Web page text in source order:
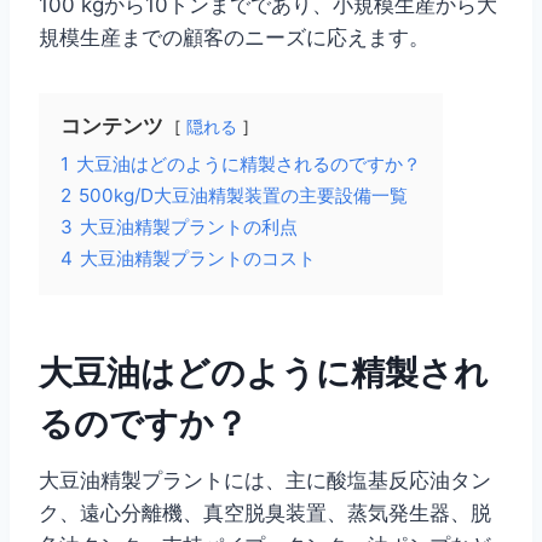
100 kgから10トンまでであり、小規模生産から大
規模生産までの顧客のニーズに応えます。
コンテンツ 隠れる
1 大豆油はどのように精製されるのですか？
2 500kg/D大豆油精製装置の主要設備一覧
3 大豆油精製プラントの利点
4 大豆油精製プラントのコスト
大豆油はどのように精製され
るのですか？
大豆油精製プラントには、主に酸塩基反応油タン
ク、遠心分離機、真空脱臭装置、蒸気発生器、脱